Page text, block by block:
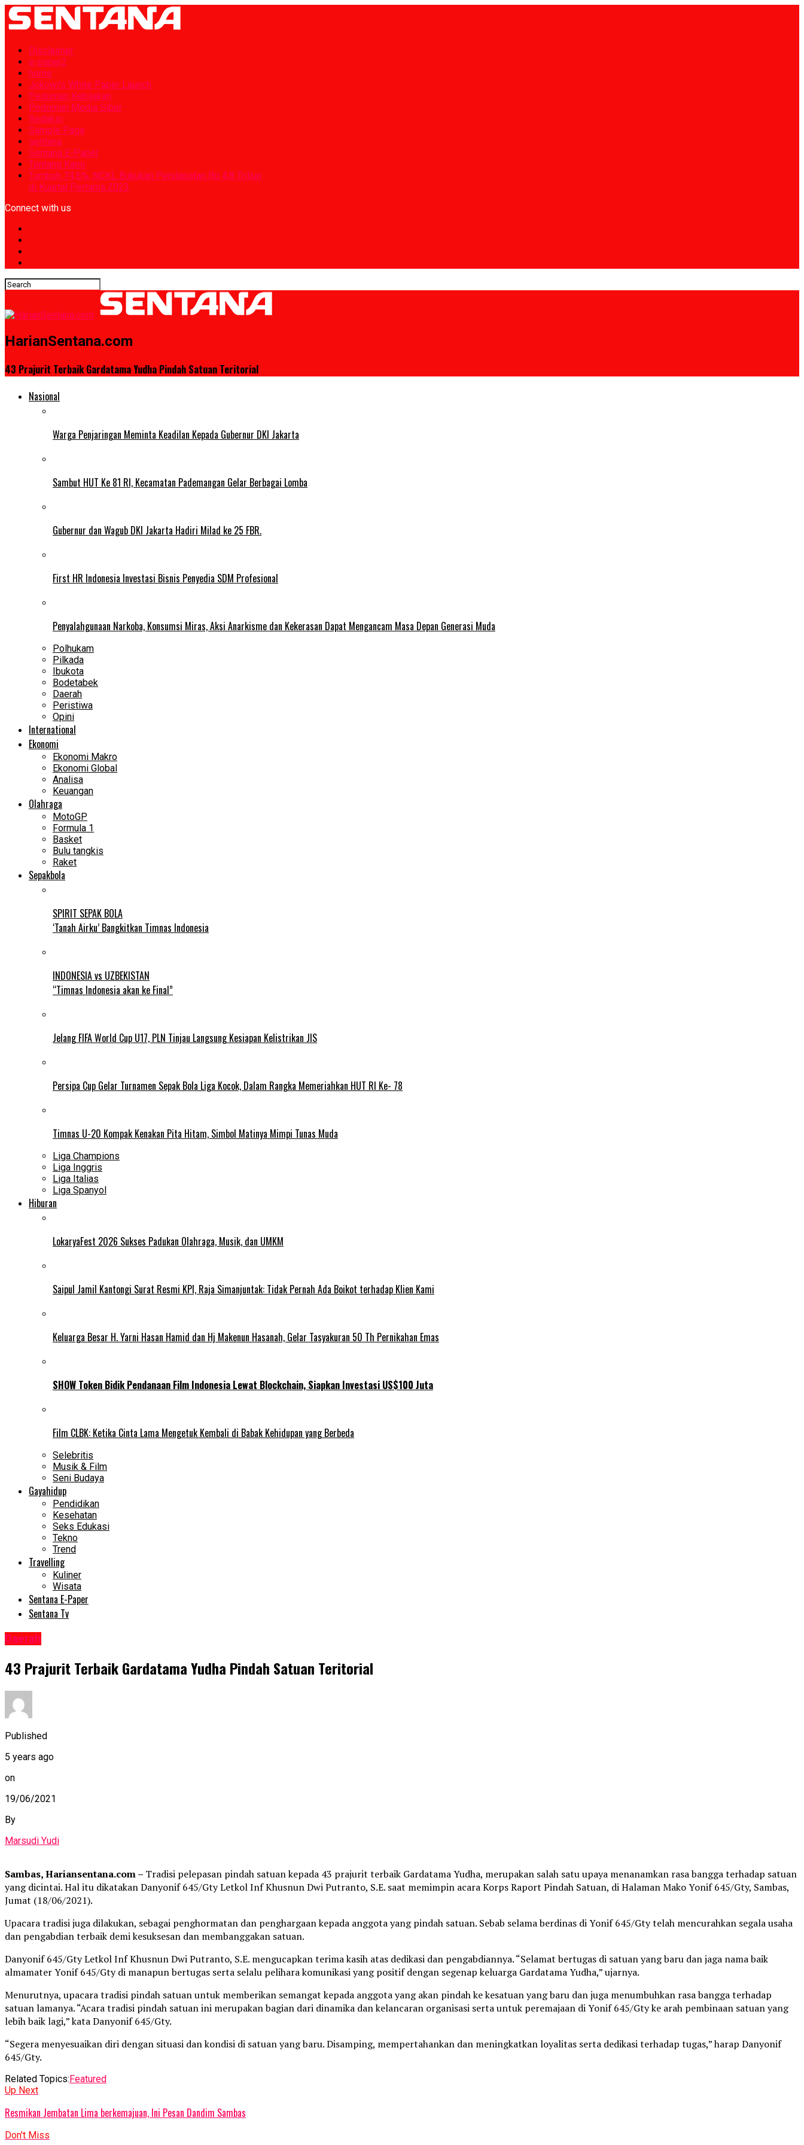
Disclaimer
e-paper2
home
Jokowi’s White Paper Launch
Pedoman Kebijakan
Pedoman Media Siber
Redaksi
Sample Page
sentana
Sentana E-Paper
Tentang Kami
Tumbuh 74,6%, NCKL Bukukan Pendapatan Rp 4,8 Triliun
di Kuartal Pertama 2023
Connect with us
HarianSentana.com
43 Prajurit Terbaik Gardatama Yudha Pindah Satuan Teritorial
Nasional
Warga Penjaringan Meminta Keadilan Kepada Gubernur DKI Jakarta
Sambut HUT Ke 81 RI, Kecamatan Pademangan Gelar Berbagai Lomba
Gubernur dan Wagub DKI Jakarta Hadiri Milad ke 25 FBR.
First HR Indonesia Investasi Bisnis Penyedia SDM Profesional
Penyalahgunaan Narkoba, Konsumsi Miras, Aksi Anarkisme dan Kekerasan Dapat Mengancam Masa Depan Generasi Muda
Polhukam
Pilkada
Ibukota
Bodetabek
Daerah
Peristiwa
Opini
International
Ekonomi
Ekonomi Makro
Ekonomi Global
Analisa
Keuangan
Olahraga
MotoGP
Formula 1
Basket
Bulu tangkis
Raket
Sepakbola
SPIRIT SEPAK BOLA
‘Tanah Airku’ Bangkitkan Timnas Indonesia
INDONESIA vs UZBEKISTAN
“Timnas Indonesia akan ke Final”
Jelang FIFA World Cup U17, PLN Tinjau Langsung Kesiapan Kelistrikan JIS
Persipa Cup Gelar Turnamen Sepak Bola Liga Kocok, Dalam Rangka Memeriahkan HUT RI Ke- 78
Timnas U-20 Kompak Kenakan Pita Hitam, Simbol Matinya Mimpi Tunas Muda
Liga Champions
Liga Inggris
Liga Italias
Liga Spanyol
Hiburan
LokaryaFest 2026 Sukses Padukan Olahraga, Musik, dan UMKM
Saipul Jamil Kantongi Surat Resmi KPI, Raja Simanjuntak: Tidak Pernah Ada Boikot terhadap Klien Kami
Keluarga Besar H. Yarni Hasan Hamid dan Hj Makenun Hasanah, Gelar Tasyakuran 50 Th Pernikahan Emas
SHOW Token Bidik Pendanaan Film Indonesia Lewat Blockchain, Siapkan Investasi US$100 Juta
Film CLBK: Ketika Cinta Lama Mengetuk Kembali di Babak Kehidupan yang Berbeda
Selebritis
Musik & Film
Seni Budaya
Gayahidup
Pendidikan
Kesehatan
Seks Edukasi
Tekno
Trend
Travelling
Kuliner
Wisata
Sentana E-Paper
Sentana Tv
Daerah
43 Prajurit Terbaik Gardatama Yudha Pindah Satuan Teritorial
Published
5 years ago
on
19/06/2021
By
Marsudi Yudi
Sambas, Hariansentana.com – Tradisi pelepasan pindah satuan kepada 43 prajurit terbaik Gardatama Yudha, merupakan salah satu upaya menanamkan rasa bangga terhadap satuan
yang dicintai. Hal itu dikatakan Danyonif 645/Gty Letkol Inf Khusnun Dwi Putranto, S.E. saat memimpin acara Korps Raport Pindah Satuan, di Halaman Mako Yonif 645/Gty, Sambas,
Jumat (18/06/2021).
Upacara tradisi juga dilakukan, sebagai penghormatan dan penghargaan kepada anggota yang pindah satuan. Sebab selama berdinas di Yonif 645/Gty telah mencurahkan segala usaha
dan pengabdian terbaik demi kesuksesan dan membanggakan satuan.
Danyonif 645/Gty Letkol Inf Khusnun Dwi Putranto, S.E. mengucapkan terima kasih atas dedikasi dan pengabdiannya. “Selamat bertugas di satuan yang baru dan jaga nama baik
almamater Yonif 645/Gty di manapun bertugas serta selalu pelihara komunikasi yang positif dengan segenap keluarga Gardatama Yudha,” ujarnya.
Menurutnya, upacara tradisi pindah satuan untuk memberikan semangat kepada anggota yang akan pindah ke kesatuan yang baru dan juga menumbuhkan rasa bangga terhadap
satuan lamanya. “Acara tradisi pindah satuan ini merupakan bagian dari dinamika dan kelancaran organisasi serta untuk peremajaan di Yonif 645/Gty ke arah pembinaan satuan yang
lebih baik lagi,” kata Danyonif 645/Gty.
“Segera menyesuaikan diri dengan situasi dan kondisi di satuan yang baru. Disamping, mempertahankan dan meningkatkan loyalitas serta dedikasi terhadap tugas,” harap Danyonif
645/Gty.
Related Topics:Featured
Up Next
Resmikan Jembatan Lima berkemajuan, Ini Pesan Dandim Sambas
Don't Miss